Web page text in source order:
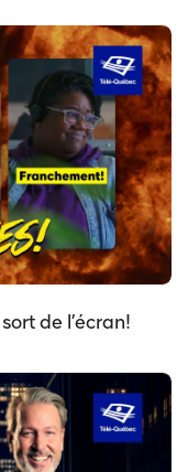
sort de l’écran!